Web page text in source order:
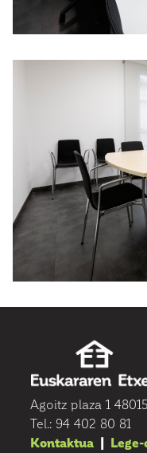
Agoitz plaza 1
Tel.: 94 402 80 81
Kontaktua |